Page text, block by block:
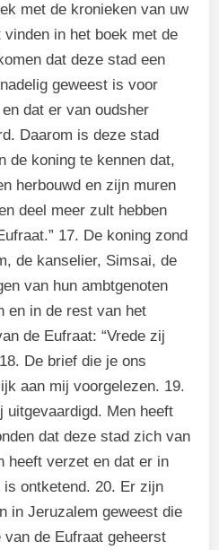
met de kronieken van uw
in het boek met de
dat deze stad een
geweest is voor
dat er van oudsher
Daarom is deze stad
de koning te kennen dat,
herbouwd en zijn muren
deel meer zult hebben
17. De koning zond
de kanselier, Simsai, de
van hun ambtgenoten
en in de rest van het
de Eufraat: “Vrede zij
De brief die je ons
aan mij voorgelezen. 19.
uitgevaardigd. Men heeft
dat deze stad zich van
heeft verzet en dat er in
is ontketend. 20. Er zijn
in Jeruzalem geweest die
de Eufraat geheerst